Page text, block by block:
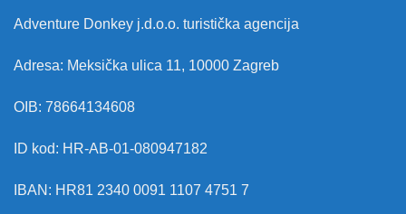
Adventure Donkey j.d.o.o. turistička agencija
Adresa: Meksička ulica 11, 10000 Zagreb
OIB: 78664134608
ID kod: HR-AB-01-080947182
IBAN: HR81 2340 0091 1107 4751 7